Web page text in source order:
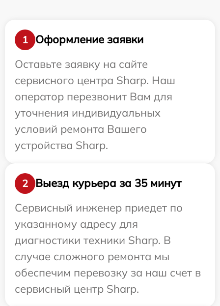
1
Оформление заявки
Оставьте заявку на сайте
сервисного центра Sharp. Наш
оператор перезвонит Вам для
уточнения индивидуальных
условий ремонта Вашего
устройства Sharp.
2
Выезд курьера за 35 минут
Сервисный инженер приедет по
указанному адресу для
диагностики техники Sharp. В
случае сложного ремонта мы
обеспечим перевозку за наш счет в
сервисный центр Sharp.